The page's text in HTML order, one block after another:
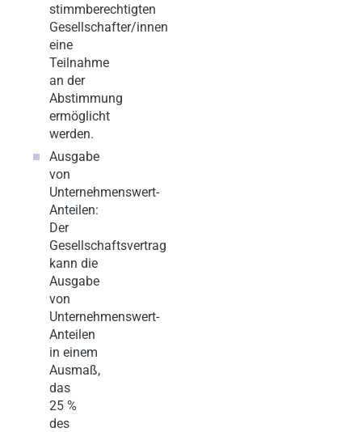
stimmberechtigten
Gesellschafter/innen
eine
Teilnahme
an der
Abstimmung
ermöglicht
werden.
Ausgabe
von
Unternehmenswert-
Anteilen:
Der
Gesellschaftsvertrag
kann die
Ausgabe
von
Unternehmenswert-
Anteilen
in einem
Ausmaß,
das
25 %
des